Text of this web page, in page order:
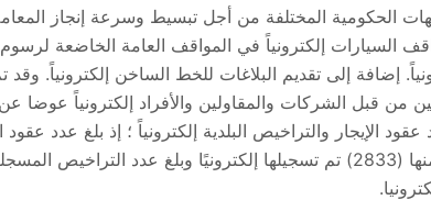
الحكومية المختلفة من أجل تبسيط وسرعة إنجاز
السيارات إلكترونياً في المواقف العامة الخاضعة لرسوم
إضافة إلى تقديم البلاغات للخط الساخن إلكترونياً.
من قبل الشركات والمقاولين والأفراد إلكترونياً عوضا
الإيجار والتراخيص البلدية إلكترونياً ؛ إذ بلغ عدد